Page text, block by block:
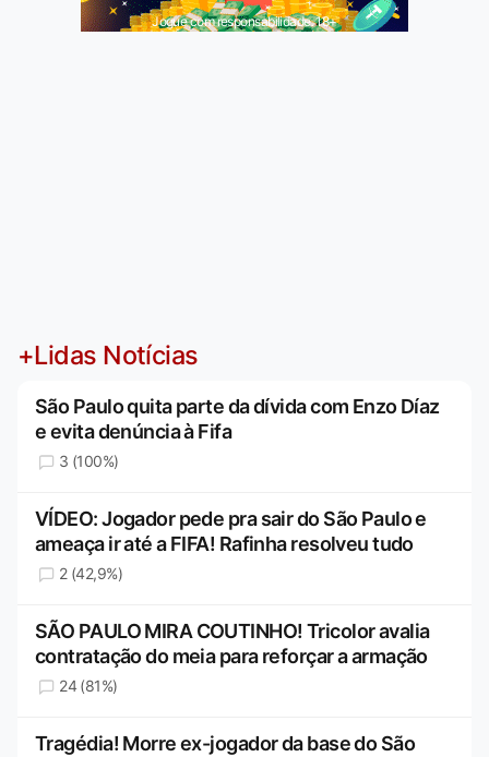
Jogue com responsabilidade. 18+
+Lidas Notícias
São Paulo quita parte da dívida com Enzo Díaz
e evita denúncia à Fifa
3 (100%)
VÍDEO: Jogador pede pra sair do São Paulo e
ameaça ir até a FIFA! Rafinha resolveu tudo
2 (42,9%)
SÃO PAULO MIRA COUTINHO! Tricolor avalia
contratação do meia para reforçar a armação
24 (81%)
Tragédia! Morre ex-jogador da base do São